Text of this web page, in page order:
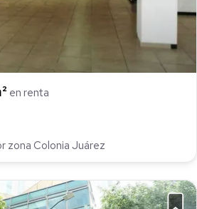
en renta
zona Colonia Juárez